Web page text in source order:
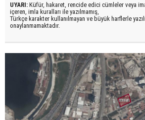
UYARI: Küfür, hakaret, rencide edici cümleler veya
içeren, imla kuralları ile yazılmamış,
Türkçe karakter kullanılmayan ve büyük harflerle
onaylanmamaktadır.